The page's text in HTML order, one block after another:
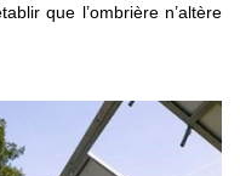
que l’ombrière n’altère